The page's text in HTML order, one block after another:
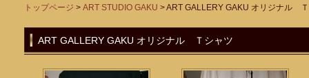
トップページ > ART STUDIO GAKU > ART GALLERY GAKU オリジナル
ART GALLERY GAKU オリジナル Ｔシャツ